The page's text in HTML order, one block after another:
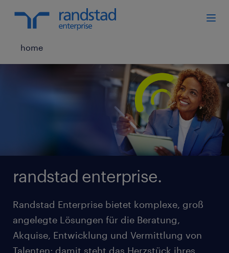
home
randstad enterprise.
Randstad Enterprise bietet komplexe, groß
angelegte Lösungen für die Beratung,
Akquise, Entwicklung und Vermittlung von
Talenten; damit steht das Herzstück ihres